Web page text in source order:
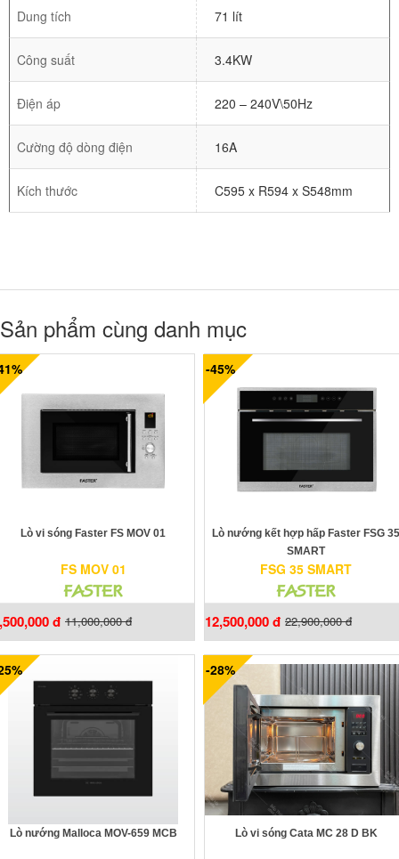
Dung tích 71 lít
Công suất 3.4KW
Điện áp 220 – 240V\50Hz
Cường độ dòng điện 16A
Kích thước C595 x R594 x S548mm
Sản phẩm cùng danh mục
Lò vi sóng Faster FS MOV 01
FS MOV 01
đ 11,000,000 đ
-45%
Lò nướng kết hợp hấp Faster FSG 35
SMART
FSG 35 SMART
12,500,000 đ 22,900,000 đ
Lò nướng Malloca MOV-659 MCB
-28%
Lò vi sóng Cata MC 28 D BK